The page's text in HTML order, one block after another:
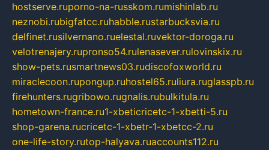
hostserve.ruporno-na-russkom.rumishinlab.ru
neznobi.rubigfatcc.ruhabble.rustarbucksvia.ru
delfinet.rusilvernano.ruelestal.ruvektor-doroga.ru
velotrenajery.rupronso54.rulenasever.rulovinskix.ru
show-pets.rusmartnews03.rudiscofoxworld.ru
miraclecoon.rupongup.ruhostel65.ruliura.ruglasspb.ru
firehunters.rugribowo.rugnalis.rubulkitula.ru
hometown-france.ru1-xbeticricetc-1-xbetti-5.ru
shop-garena.rucricetc-1-xbetr-1-xbetcc-2.ru
one-life-story.rutop-halyava.ruaccounts112.ru